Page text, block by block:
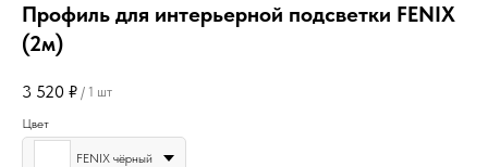
Профиль для интерьерной подсветки FENIX
(2м)
3 520 ₽ / 1 шт
Цвет
FENIX чёрный